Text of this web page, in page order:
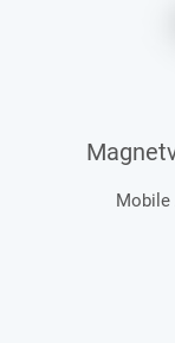
Mobile